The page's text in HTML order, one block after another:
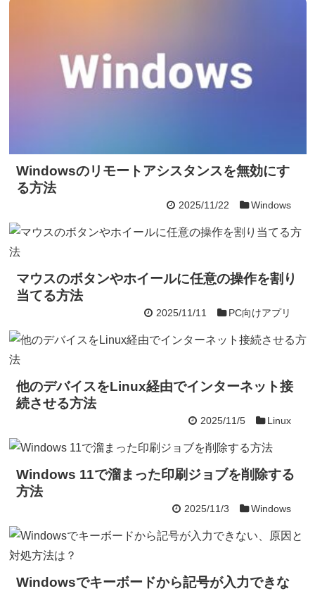
Windowsのリモートアシスタンスを無効にす
る方法
2025/11/22 Windows
マウスのボタンやホイールに任意の操作を割り
当てる方法
2025/11/11 PC向けアプリ
他のデバイスをLinux経由でインターネット接
続させる方法
2025/11/5 Linux
Windows 11で溜まった印刷ジョブを削除する
方法
2025/11/3 Windows
Windowsでキーボードから記号が入力できな